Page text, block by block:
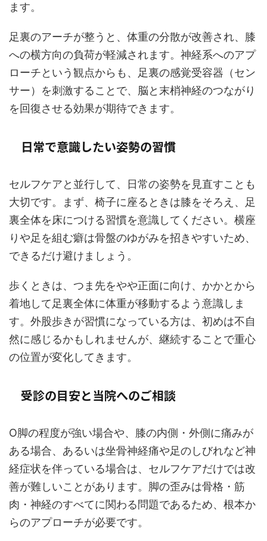
ます。
足裏のアーチが整うと、体重の分散が改善され、膝
への横方向の負荷が軽減されます。神経系へのアプ
ローチという観点からも、足裏の感覚受容器（セン
サー）を刺激することで、脳と末梢神経のつながり
を回復させる効果が期待できます。
日常で意識したい姿勢の習慣
セルフケアと並行して、日常の姿勢を見直すことも
大切です。まず、椅子に座るときは膝をそろえ、足
裏全体を床につける習慣を意識してください。横座
りや足を組む癖は骨盤のゆがみを招きやすいため、
できるだけ避けましょう。
歩くときは、つま先をやや正面に向け、かかとから
着地して足裏全体に体重が移動するよう意識しま
す。外股歩きが習慣になっている方は、初めは不自
然に感じるかもしれませんが、継続することで重心
の位置が変化してきます。
受診の目安と当院へのご相談
O脚の程度が強い場合や、膝の内側・外側に痛みが
ある場合、あるいは坐骨神経痛や足のしびれなど神
経症状を伴っている場合は、セルフケアだけでは改
善が難しいことがあります。脚の歪みは骨格・筋
肉・神経のすべてに関わる問題であるため、根本か
らのアプローチが必要です。